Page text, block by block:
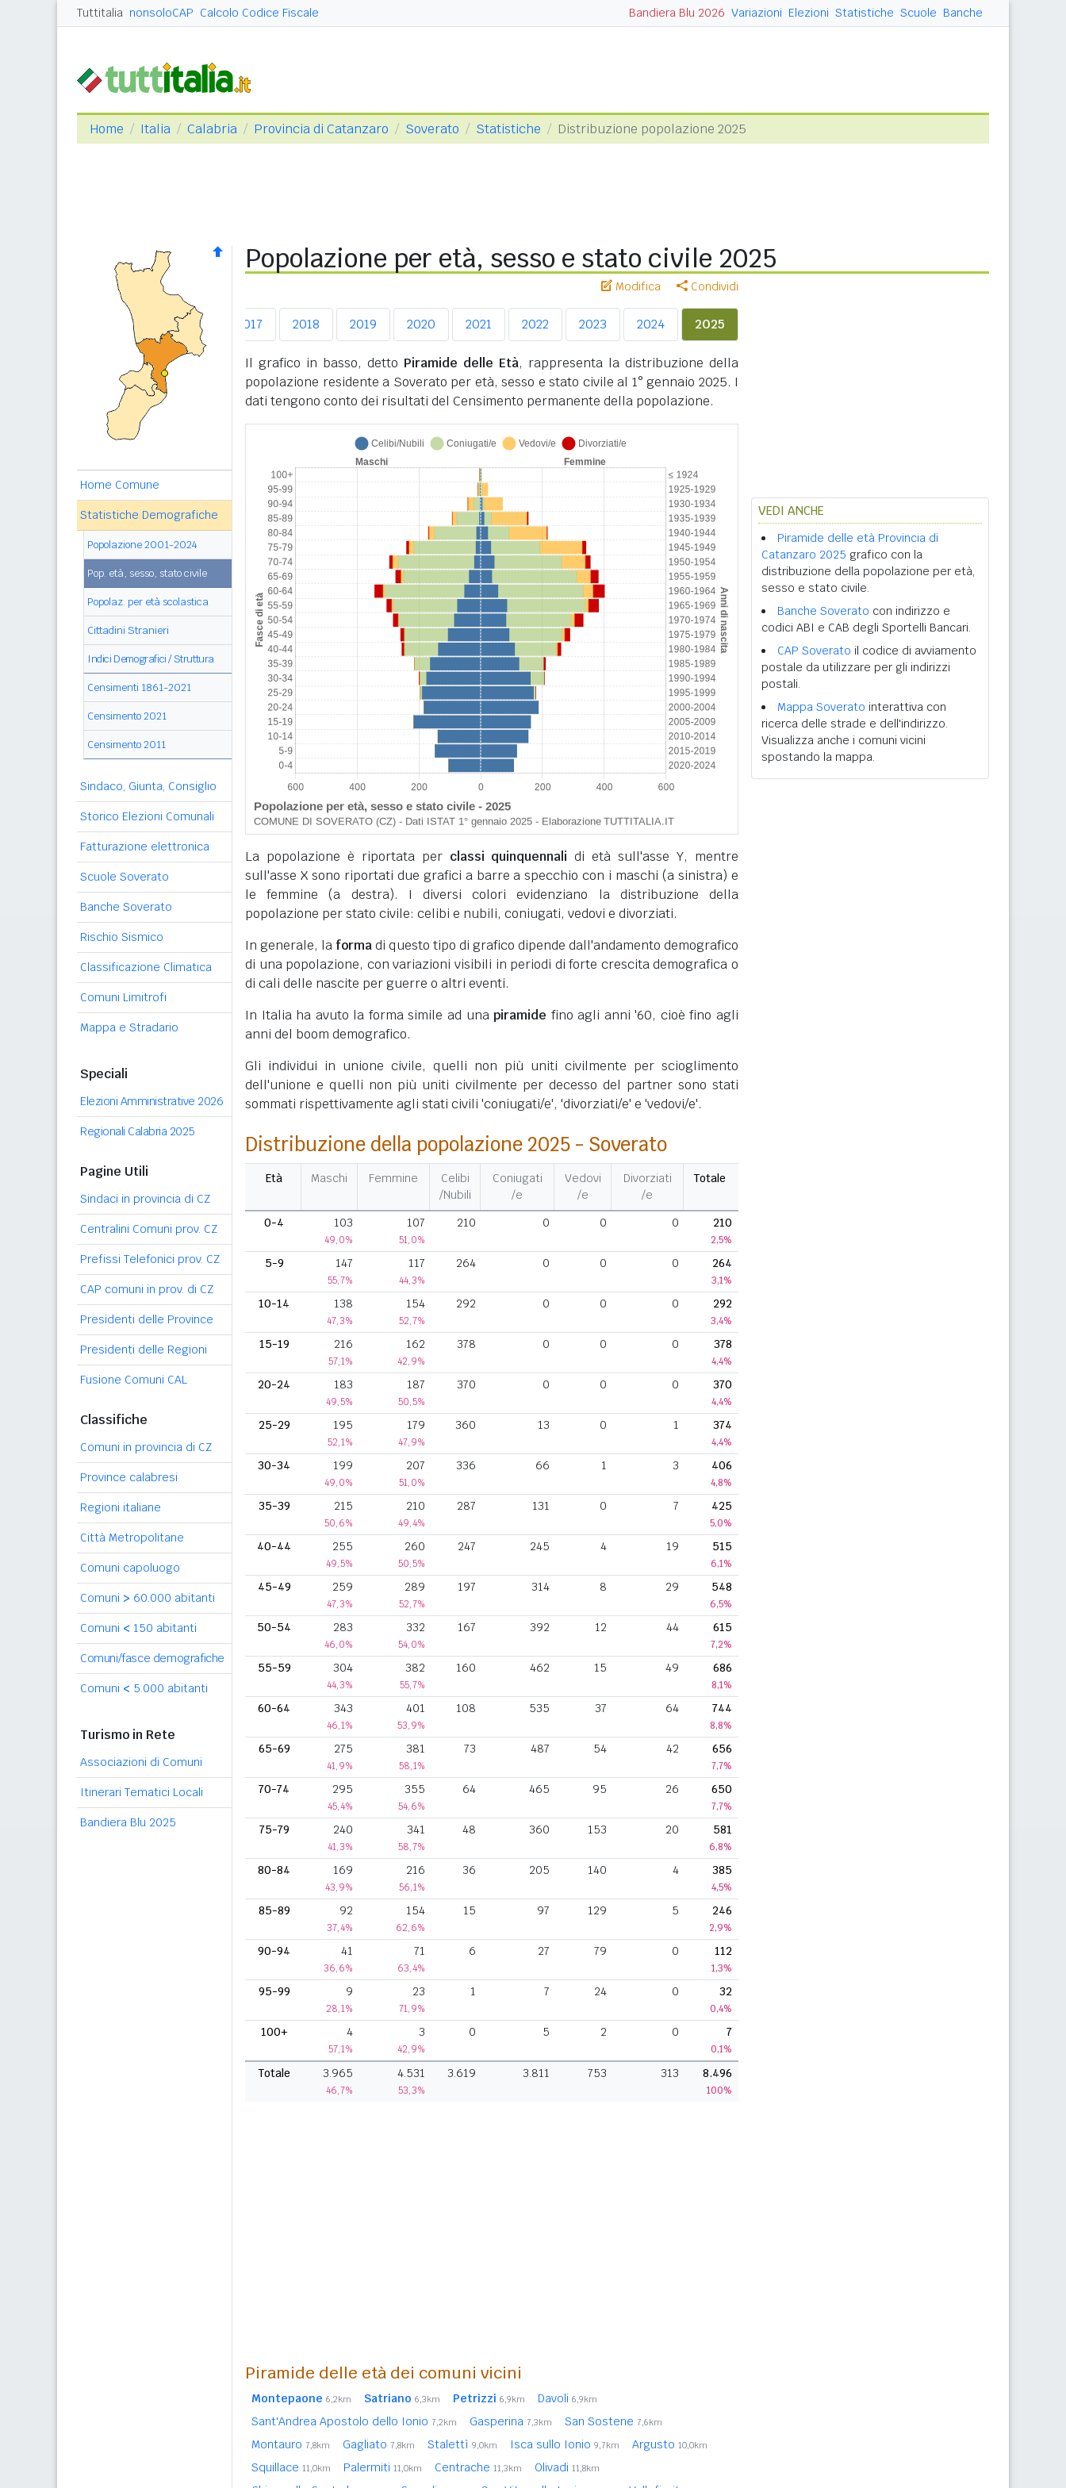
Tuttitalia nonsoloCAP Calcolo Codice Fiscale Bandiera Blu 2026 Variazioni Elezioni Statistiche Scuole Banche
Home Italia Calabria Provincia di Catanzaro Soverato Statistiche Distribuzione popolazione 2025
Home Comune
Statistiche Demografiche
Popolazione 2001-2024
Pop. età, sesso, stato civile
Popolaz. per età scolastica
Cittadini Stranieri
Indici Demografici / Struttura
Censimenti 1861-2021
Censimento 2021
Censimento 2011
Sindaco, Giunta, Consiglio
Storico Elezioni Comunali
Fatturazione elettronica
Scuole Soverato
Banche Soverato
Rischio Sismico
Classificazione Climatica
Comuni Limitrofi
Mappa e Stradario
Speciali
Elezioni Amministrative 2026
Regionali Calabria 2025
Pagine Utili
Sindaci in provincia di CZ
Centralini Comuni prov. CZ
Prefissi Telefonici prov. CZ
CAP comuni in prov. di CZ
Presidenti delle Province
Presidenti delle Regioni
Fusione Comuni CAL
Classifiche
Comuni in provincia di CZ
Province calabresi
Regioni italiane
Città Metropolitane
Comuni capoluogo
Comuni > 60.000 abitanti
Comuni < 150 abitanti
Comuni/fasce demografiche
Comuni < 5.000 abitanti
Turismo in Rete
Associazioni di Comuni
Itinerari Tematici Locali
Bandiera Blu 2025
Popolazione per età, sesso e stato civile 2025
Modifica Condividi
2015 2016 2017 2018 2019 2020 2021 2022 2023 2024 2025
Il grafico in basso, detto Piramide delle Età, rappresenta la distribuzione della
popolazione residente a Soverato per età, sesso e stato civile al 1° gennaio 2025. I
dati tengono conto dei risultati del Censimento permanente della popolazione.
La popolazione è riportata per classi quinquennali di età sull'asse Y, mentre
sull'asse X sono riportati due grafici a barre a specchio con i maschi (a sinistra) e
le femmine (a destra). I diversi colori evidenziano la distribuzione della
popolazione per stato civile: celibi e nubili, coniugati, vedovi e divorziati.
In generale, la formadi questo tipo di grafico dipende dall'andamento demografico
di una popolazione, con variazioni visibili in periodi di forte crescita demografica o
di cali delle nascite per guerre o altri eventi.
In Italia ha avuto la forma simile ad unapiramide fino agli anni '60, cioè fino agli
anni del boom demografico.
Gli individui in unione civile, quelli non più uniti civilmente per scioglimento
dell'unione e quelli non più uniti civilmente per decesso del partner sono stati
sommati rispettivamente agli stati civili 'coniugati/e', 'divorziati/e' e 'vedovi/e'.
Distribuzione della popolazione 2025 - Soverato
Età Maschi Femmine
Celibi
/Nubili
Coniugati
/e
Vedovi
/e
Divorziati
/e
Totale
0-4 103
49,0%
107
51,0%
210 0 0 0 210
2,5%
5-9 147
55,7%
117
44,3%
264 0 0 0 264
3,1%
10-14 138
47,3%
154
52,7%
292 0 0 0 292
3,4%
15-19 216
57,1%
162
42,9%
378 0 0 0 378
4,4%
20-24 183
49,5%
187
50,5%
370 0 0 0 370
4,4%
25-29 195
52,1%
179
47,9%
360 13 0 1 374
4,4%
30-34 199
49,0%
207
51,0%
336 66 1 3 406
4,8%
35-39 215
50,6%
210
49,4%
287 131 0 7 425
5,0%
40-44 255
49,5%
260
50,5%
247 245 4 19 515
6,1%
45-49 259
47,3%
289
52,7%
197 314 8 29 548
6,5%
50-54 283
46,0%
332
54,0%
167 392 12 44 615
7,2%
55-59 304
44,3%
382
55,7%
160 462 15 49 686
8,1%
60-64 343
46,1%
401
53,9%
108 535 37 64 744
8,8%
65-69 275
41,9%
381
58,1%
73 487 54 42 656
7,7%
70-74 295
45,4%
355
54,6%
64 465 95 26 650
7,7%
75-79 240
41,3%
341
58,7%
48 360 153 20 581
6,8%
80-84 169
43,9%
216
56,1%
36 205 140 4 385
4,5%
85-89 92
37,4%
154
62,6%
15 97 129 5 246
2,9%
90-94 41
36,6%
71
63,4%
6 27 79 0 112
1,3%
95-99 9
28,1%
23
71,9%
1 7 24 0 32
0,4%
100+ 4
57,1%
3
42,9%
0 5 2 0 7
0,1%
Totale 3.965
46,7%
4.531
53,3%
3.619 3.811 753 313 8.496
100%
Piramide delle età dei comuni vicini
Montepaone 6,2km Satriano 6,3km Petrizzi 6,9km Davoli 6,9km
Sant'Andrea Apostolo dello Ionio 7,2km Gasperina 7,3km San Sostene 7,6km
Montauro 7,8km Gagliato 7,8km Stalettì 9,0km Isca sullo Ionio 9,7km Argusto 10,0km
Squillace 11,0km Palermiti 11,0km Centrache 11,3km Olivadi 11,8km
VEDI ANCHE
Piramide delle età Provincia di
Catanzaro 2025 grafico con la
distribuzione della popolazione per età,
sesso e stato civile.
Banche Soverato con indirizzo e
codici ABI e CAB degli Sportelli Bancari.
CAP Soverato il codice di avviamento
postale da utilizzare per gli indirizzi
postali.
Mappa Soverato interattiva con
ricerca delle strade e dell'indirizzo.
Visualizza anche i comuni vicini
spostando la mappa.